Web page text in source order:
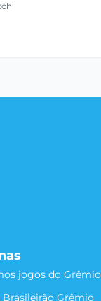
jogos do Grêmio
Brasileirão Grêmio